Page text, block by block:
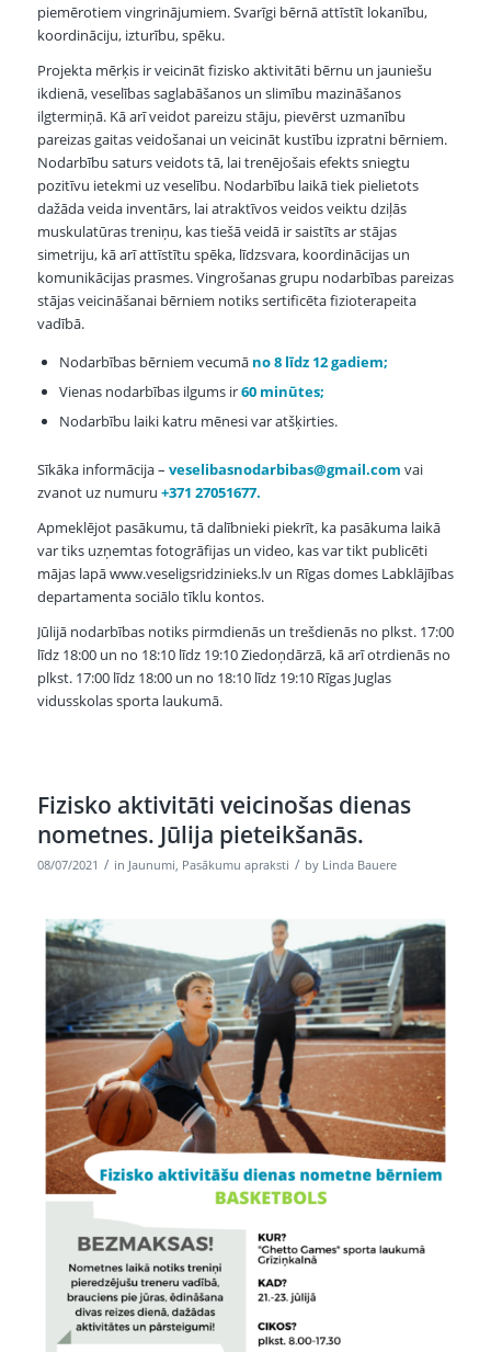
piemērotiem vingrinājumiem. Svarīgi bērnā attīstīt lokanību,
koordināciju, izturību, spēku.
Projekta mērķis ir veicināt fizisko aktivitāti bērnu un jauniešu
ikdienā, veselības saglabāšanos un slimību mazināšanos
ilgtermiņā. Kā arī veidot pareizu stāju, pievērst uzmanību
pareizas gaitas veidošanai un veicināt kustību izpratni bērniem.
Nodarbību saturs veidots tā, lai trenējošais efekts sniegtu
pozitīvu ietekmi uz veselību. Nodarbību laikā tiek pielietots
dažāda veida inventārs, lai atraktīvos veidos veiktu dziļās
muskulatūras treniņu, kas tiešā veidā ir saistīts ar stājas
simetriju, kā arī attīstītu spēka, līdzsvara, koordinācijas un
komunikācijas prasmes. Vingrošanas grupu nodarbības pareizas
stājas veicināšanai bērniem notiks sertificēta fizioterapeita
vadībā.
Nodarbības bērniem vecumā no8līdz 12 gadiem;
Vienas nodarbības ilgums ir60 minūtes;
Nodarbību laiki katru mēnesi var atšķirties.
Sīkāka informācija – veselibasnodarbibas@gmail.com vai
zvanot uz numuru +371 27051677.
Apmeklējot pasākumu, tā dalībnieki piekrīt, ka pasākuma laikā
var tiks uzņemtas fotogrāfijas un video, kas var tikt publicēti
mājas lapā www.veseligsridzinieks.lv un Rīgas domes Labklājības
departamenta sociālo tīklu kontos.
Jūlijā nodarbības notiks pirmdienās un trešdienās no plkst. 17:00
līdz 18:00 un no 18:10 līdz 19:10 Ziedoņdārzā, kā arī otrdienās no
plkst. 17:00 līdz 18:00 un no 18:10 līdz 19:10 Rīgas Juglas
vidusskolas sporta laukumā.
Fizisko aktivitāti veicinošas dienas
nometnes. Jūlija pieteikšanās.
08/07/2021 / in Jaunumi, Pasākumu apraksti / by Linda Bauere